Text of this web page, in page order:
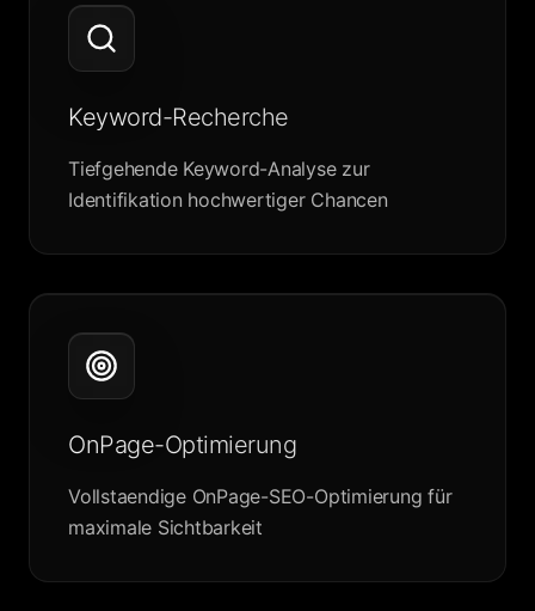
Keyword-Recherche
Tiefgehende Keyword-Analyse zur
Identifikation hochwertiger Chancen
OnPage-Optimierung
Vollstaendige OnPage-SEO-Optimierung für
maximale Sichtbarkeit